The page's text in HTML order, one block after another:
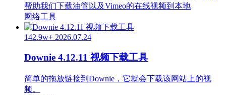
帮助我们下载油管以及Vimeo的在线视频到本地
网络工具
142.9w+ 2026.07.24
Downie 4.12.11 视频下载工具
简单的拖放链接到Downie，它就会下载该网站上的视
频。